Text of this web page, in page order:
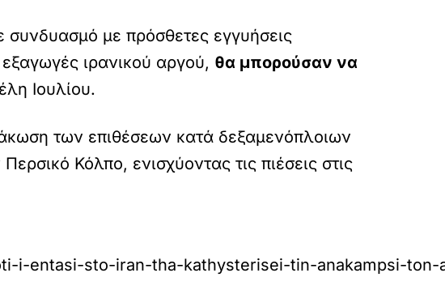
συνδυασμό με πρόσθετες εγγυήσεις
ιρανικού αργού, θα μπορούσαν να
Ιουλίου.
των επιθέσεων κατά δεξαμενόπλοιων
Κόλπο, ενισχύοντας τις πιέσεις στις
i-entasi-sto-iran-tha-kathysterisei-tin-anakampsi-